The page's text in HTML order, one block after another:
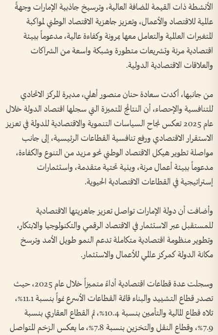
الأنشطة ذات القيمة المضافة العالية، وترسيخ جاذبية الإمارات وجهةً
عالمية للاقتصاد والأعمال، وتعزيز جاهزية الاقتصاد الوطني لمواكبة
المتغيرات العالمية والتعامل معها بمرونة وكفاءة عالية، مدعوماً ببيئة
اقتصادية مرنة وتشريعات متطورة وشبكة واسعة من الشراكات
والعلاقات الاقتصادية الدولية.
من جانبها، أكدت سعادة حنان منصور أهلي، مديرة المركز الاتحادي
للتنافسية والإحصاء، أن النتائج المتميزة التي سجلها اقتصاد الدولة خلال
عام 2025 تعكس نجاح السياسات التنموية والاقتصادية للدولة في تعزيز
الاستقرار الاقتصادي ورفع تنافسية القطاعات الرئيسية، إلى جانب
مواصلة تطوير هيكل الاقتصاد الوطني نحو مزيد من التنوع والكفاءة،
مدعوماً ببيئة أعمال مرنة، وبنية تحتية متقدمة، واستثمارات
إستراتيجية في القطاعات الاقتصادية الحيوية.
وأضافت أن دولة الإمارات تواصل تعزيز جاهزيتها الاقتصادية
للمستقبل عبر الاستثمار في الاقتصاد الرقمي والتكنولوجيا والابتكار،
وتطوير منظومة اقتصادية متكاملة تدعم النمو طويل الأمد وترسخ
مكانة الدولة كمركز عالمي للأعمال والاستثمار.
وسجلت عدة قطاعات اقتصادية أداءً متميزاً خلال عام 2025، حيث
تصدر قطاع التشييد والبناء قائمة القطاعات الأسرع نمواً بنسبة 11.1%،
تلاه قطاع المالية والتأمين بنسبة 10.4%، ثم القطاع العقاري بنسبة
7.9%، وقطاع النقل والتخزين بنسبة 7.8%، ما يعكس الزخم المتواصل